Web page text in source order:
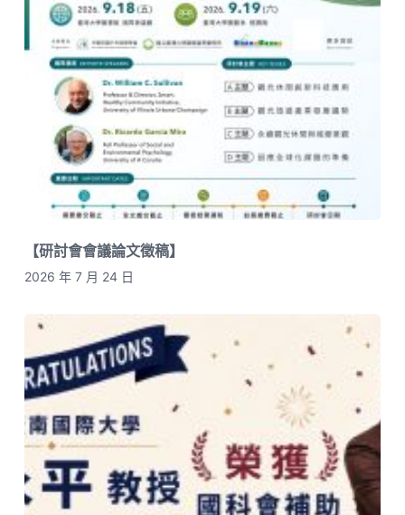
【研討會會議論文徵稿】
2026 年 7 月 24 日